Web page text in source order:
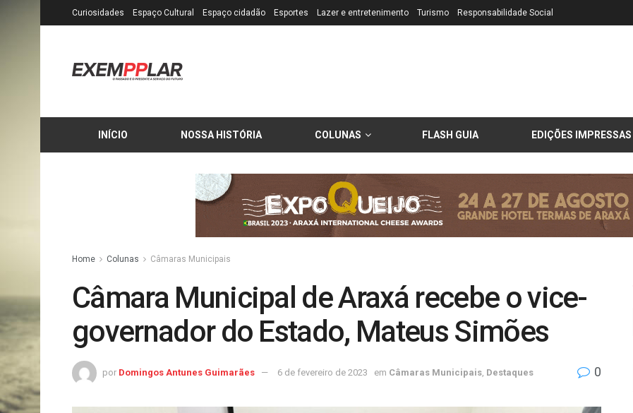
Curiosidades Espaço Cultural Espaço cidadão Esportes Lazer e entretenimento Turismo Responsabilidade Social
INÍCIO NOSSA HISTÓRIA COLUNAS FLASH GUIA EDIÇÕES IMPRESSAS
Home Colunas Câmaras Municipais
Câmara Municipal de Araxá recebe o vice-
governador do Estado, Mateus Simões
por Domingos Antunes Guimarães 6 de fevereiro de 2023 em Câmaras Municipais Destaques 0